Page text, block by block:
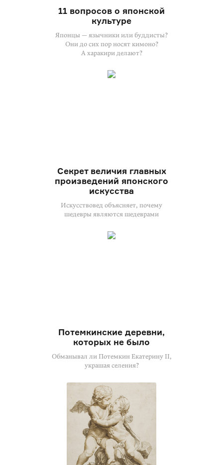
11 вопросов о японской
культуре
Японцы — язычники или буддисты?
Они до сих пор носят кимоно?
А харакири делают?
Секрет величия главных
произведений японского
искусства
Искусствовед объясняет, почему
шедевры являются шедеврами
Потемкинские деревни,
которых не было
Обманывал ли Потемкин Екатерину II,
украшая селения?